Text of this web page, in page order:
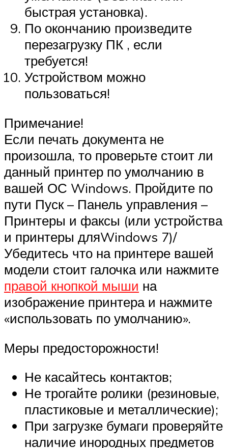
быстрая установка).
По окончанию произведите
перезагрузку ПК , если
требуется!
Устройством можно
пользоваться!
Примечание!
Если печать документа не
произошла, то проверьте стоит ли
данный принтер по умолчанию в
вашей ОС Windows. Пройдите по
пути Пуск – Панель управления –
Принтеры и факсы (или устройства
и принтеры дляWindows 7)/
Убедитесь что на принтере вашей
модели стоит галочка или нажмите
правой кнопкой мыши на
изображение принтера и нажмите
«использовать по умолчанию».
Меры предосторожности!
Не касайтесь контактов;
Не трогайте ролики (резиновые,
пластиковые и металлические);
При загрузке бумаги проверяйте
наличие инородных предметов